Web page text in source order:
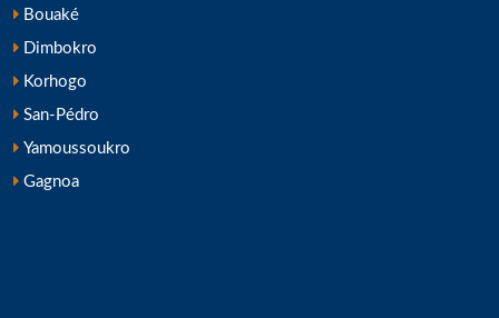
Bouaké
Dimbokro
Korhogo
San-Pédro
Yamoussoukro
Gagnoa